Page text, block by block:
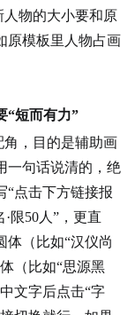
物的大小要和原
原模板里人物占画
“短而有力”
，目的是辅助画
一句话说清的，绝
“点击下方链接报
限50人”，更直
体（比如“汉仪尚
（比如“思源黑
文字后点击“字